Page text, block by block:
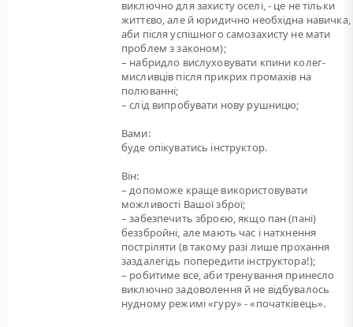
виключно для захисту оселі, - це не тільки
життєво, але й юридично необхідна навичка,
аби після успішного самозахисту не мати
проблем з законом);
– набридло вислуховувати кпини колег-
мисливців після прикрих промахів на
полюванні;
– слід випробувати нову рушницю;
Вами:
буде опікуватись інструктор.
Він:
– допоможе краще використовувати
можливості Вашої зброї;
– забезпечить зброєю, якщо пан (пані)
беззбройні, але мають час і натхнення
постріляти (в такому разі лише прохання
заздалегідь попередити інструктора!);
– робитиме все, аби тренування принесло
виключно задоволення й не відбувалось
нудному режимі «гуру» - «початківець».